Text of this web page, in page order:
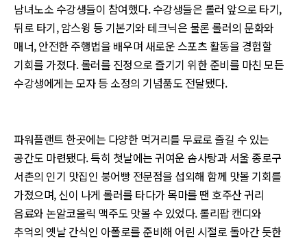
남녀노소 수강생들이 참여했다. 수강생들은 롤러 앞으로 타기,
뒤로 타기, 암스윙 등 기본기와 테크닉은 물론 롤러의 문화와
매너, 안전한 주행법을 배우며 새로운 스포츠 활동을 경험할
기회를 가졌다. 롤러를 진정으로 즐기기 위한 준비를 마친 모든
수강생에게는 모자 등 소정의 기념품도 전달됐다.
파워플랜트 한곳에는 다양한 먹거리를 무료로 즐길 수 있는
공간도 마련됐다. 특히 첫날에는 귀여운 솜사탕과 서울 종로구
서촌의 인기 맛집인 붕어빵 전문점을 섭외해 함께 맛볼 기회를
가졌으며, 신이 나게 롤러를 타다가 목마를 땐 호주산 귀리
음료와 논알코올릭 맥주도 맛볼 수 있었다. 롤리팝 캔디와
추억의 옛날 간식인 아폴로를 준비해 어린 시절로 돌아간 듯한